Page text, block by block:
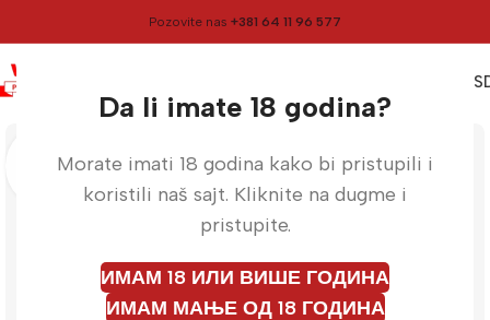
Da li imate 18 godina?
Morate imati 18 godina kako bi pristupili i
koristili naš sajt. Kliknite na dugme i
pristupite.
ИМАМ 18 ИЛИ ВИШЕ ГОДИНА
ИМАМ МАЊЕ ОД 18 ГОДИНА
Pozovite nas +381 64 11 96 577
Meni
Početna Vulkani